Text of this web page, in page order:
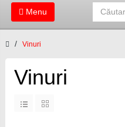
Menu
Vinuri
Vinuri